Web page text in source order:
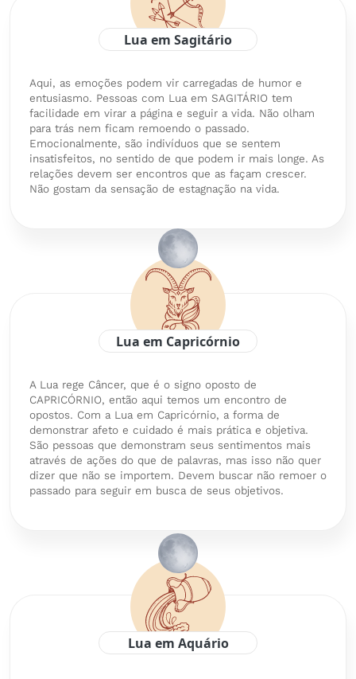
Lua em Sagitário
Aqui, as emoções podem vir carregadas de humor e
entusiasmo. Pessoas com Lua em SAGITÁRIO tem
facilidade em virar a página e seguir a vida. Não olham
para trás nem ficam remoendo o passado.
Emocionalmente, são indivíduos que se sentem
insatisfeitos, no sentido de que podem ir mais longe. As
relações devem ser encontros que as façam crescer.
Não gostam da sensação de estagnação na vida.
Lua em Capricórnio
A Lua rege Câncer, que é o signo oposto de
CAPRICÓRNIO, então aqui temos um encontro de
opostos. Com a Lua em Capricórnio, a forma de
demonstrar afeto e cuidado é mais prática e objetiva.
São pessoas que demonstram seus sentimentos mais
através de ações do que de palavras, mas isso não quer
dizer que não se importem. Devem buscar não remoer o
passado para seguir em busca de seus objetivos.
Lua em Aquário